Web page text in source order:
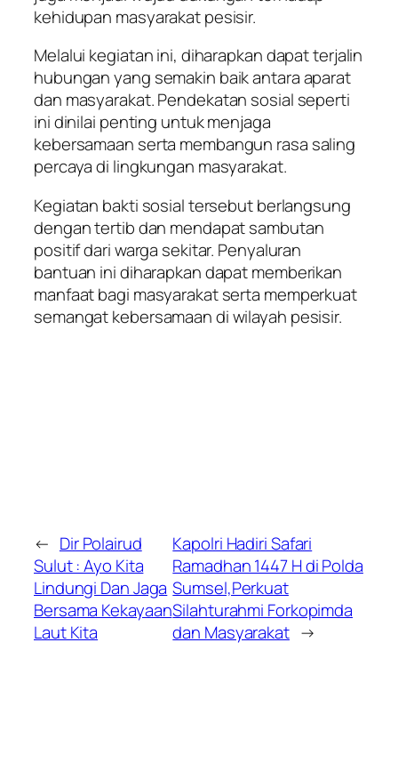
kehidupan masyarakat pesisir.
Melalui kegiatan ini, diharapkan dapat terjalin
hubungan yang semakin baik antara aparat
dan masyarakat. Pendekatan sosial seperti
ini dinilai penting untuk menjaga
kebersamaan serta membangun rasa saling
percaya di lingkungan masyarakat.
Kegiatan bakti sosial tersebut berlangsung
dengan tertib dan mendapat sambutan
positif dari warga sekitar. Penyaluran
bantuan ini diharapkan dapat memberikan
manfaat bagi masyarakat serta memperkuat
semangat kebersamaan di wilayah pesisir.
← Dir Polairud
Sulut : Ayo Kita
Lindungi Dan Jaga
Bersama Kekayaan
Laut Kita
Kapolri Hadiri Safari
Ramadhan 1447 H di Polda
Sumsel,Perkuat
Silahturahmi Forkopimda
dan Masyarakat →